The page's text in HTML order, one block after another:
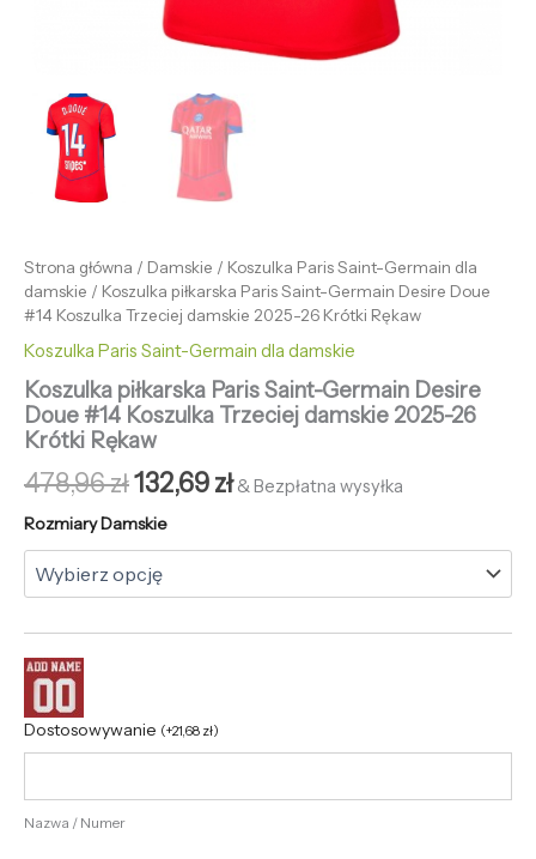
Strona główna / Damskie / Koszulka Paris Saint-Germain dla
damskie / Koszulka piłkarska Paris Saint-Germain Desire Doue
#14 Koszulka Trzeciej damskie 2025-26 Krótki Rękaw
Koszulka Paris Saint-Germain dla damskie
Koszulka piłkarska Paris Saint-Germain Desire
Doue #14 Koszulka Trzeciej damskie 2025-26
Krótki Rękaw
478,96zł132,69zł & Bezpłatna wysyłka
Rozmiary Damskie
Dostosowywanie (+21,68 zł)
Nazwa / Numer